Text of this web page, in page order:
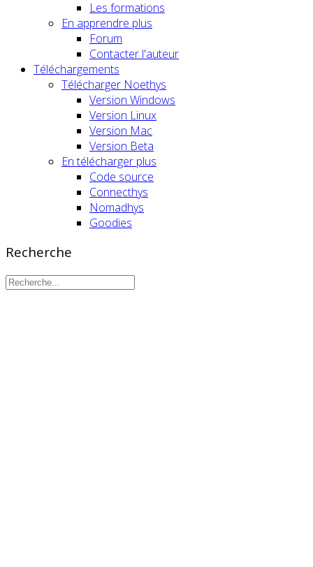
Les formations
En apprendre plus
Forum
Contacter l'auteur
Téléchargements
Télécharger Noethys
Version Windows
Version Linux
Version Mac
Version Beta
En télécharger plus
Code source
Connecthys
Nomadhys
Goodies
Recherche